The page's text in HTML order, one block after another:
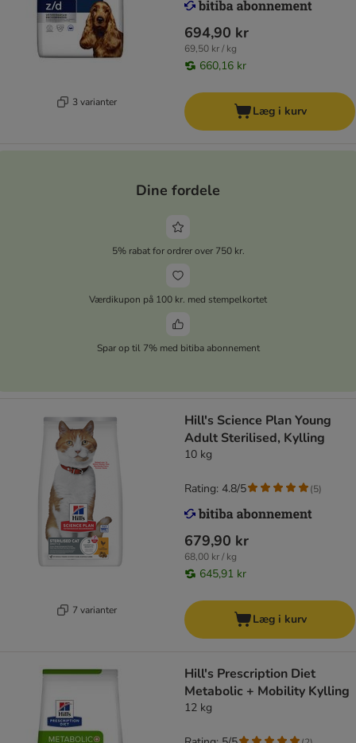
3 varianter
694,90 kr
69,50 kr / kg
660,16 kr
Læg i kurv
Dine fordele
5% rabat for ordrer over 750 kr.
Værdikupon på 100 kr. med stempelkortet
Spar op til 7% med bitiba abonnement
7 varianter
Hill's Science Plan Young
Adult Sterilised, Kylling
10 kg
679,90 kr
68,00 kr / kg
645,91 kr
Rating: 4.8/5 (5)
Læg i kurv
Hill's Prescription Diet
Metabolic + Mobility Kylling
12 kg